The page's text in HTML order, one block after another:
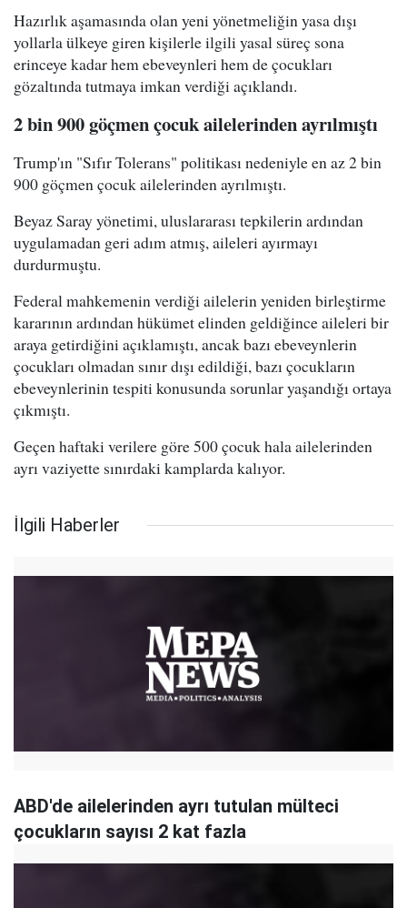
Hazırlık aşamasında olan yeni yönetmeliğin yasa dışı
yollarla ülkeye giren kişilerle ilgili yasal süreç sona
erinceye kadar hem ebeveynleri hem de çocukları
gözaltında tutmaya imkan verdiği açıklandı.
2 bin 900 göçmen çocuk ailelerinden ayrılmıştı
Trump'ın "Sıfır Tolerans" politikası nedeniyle en az 2 bin
900 göçmen çocuk ailelerinden ayrılmıştı.
Beyaz Saray yönetimi, uluslararası tepkilerin ardından
uygulamadan geri adım atmış, aileleri ayırmayı
durdurmuştu.
Federal mahkemenin verdiği ailelerin yeniden birleştirme
kararının ardından hükümet elinden geldiğince aileleri bir
araya getirdiğini açıklamıştı, ancak bazı ebeveynlerin
çocukları olmadan sınır dışı edildiği, bazı çocukların
ebeveynlerinin tespiti konusunda sorunlar yaşandığı ortaya
çıkmıştı.
Geçen haftaki verilere göre 500 çocuk hala ailelerinden
ayrı vaziyette sınırdaki kamplarda kalıyor.
İlgili Haberler
ABD'de ailelerinden ayrı tutulan mülteci
çocukların sayısı 2 kat fazla